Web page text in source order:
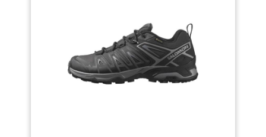
robuste et polyvalente pour les
activités outdoor.